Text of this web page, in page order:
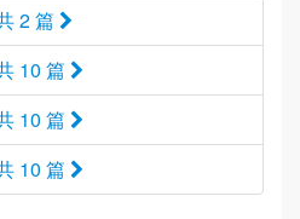
2 篇
10 篇
10 篇
10 篇